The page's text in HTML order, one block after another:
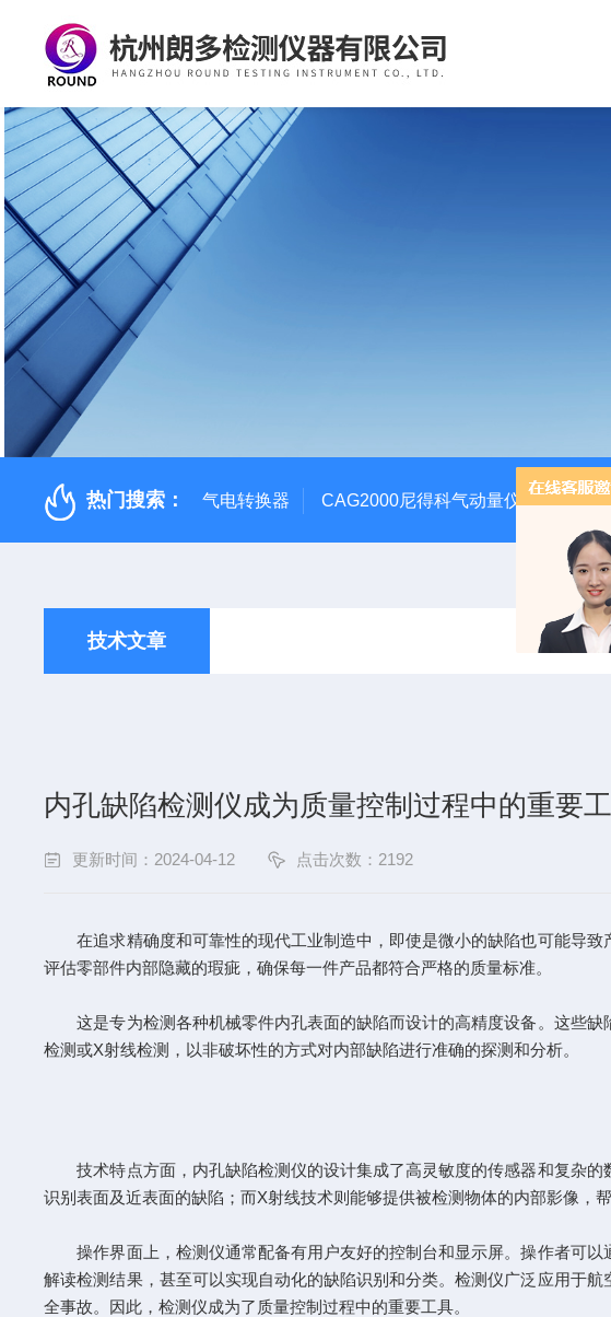
热门搜索： 气电转换器 CAG2000尼得科气动量仪 tosok
技术文章
内孔缺陷检测仪成为质量控制过程中的重要
更新时间：2024-04-12 点击次数：2192
在追求精确度和可靠性的现代工业制造中，即使是微小的缺陷也可能导致
评估零部件内部隐藏的瑕疵，确保每一件产品都符合严格的质量标准。
这是专为检测各种机械零件内孔表面的缺陷而设计的高精度设备。这些缺
检测或X射线检测，以非破坏性的方式对内部缺陷进行准确的探测和分析。
技术特点方面，内孔缺陷检测仪的设计集成了高灵敏度的传感器和复杂的
识别表面及近表面的缺陷；而X射线技术则能够提供被检测物体的内部影像，
操作界面上，检测仪通常配备有用户友好的控制台和显示屏。操作者可以
解读检测结果，甚至可以实现自动化的缺陷识别和分类。检测仪广泛应用于
全事故。因此，检测仪成为了质量控制过程中的重要工具。